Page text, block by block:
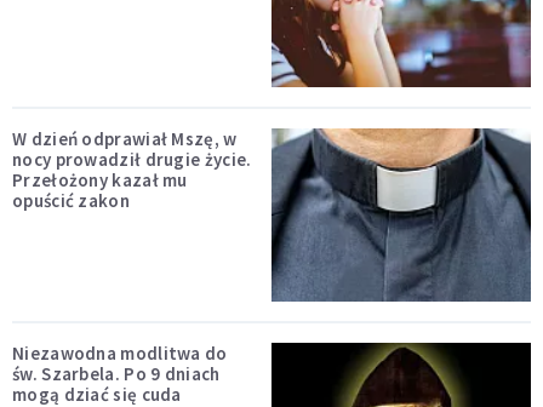
W dzień odprawiał Mszę, w
nocy prowadził drugie życie.
Przełożony kazał mu
opuścić zakon
Niezawodna modlitwa do
św. Szarbela. Po 9 dniach
mogą dziać się cuda